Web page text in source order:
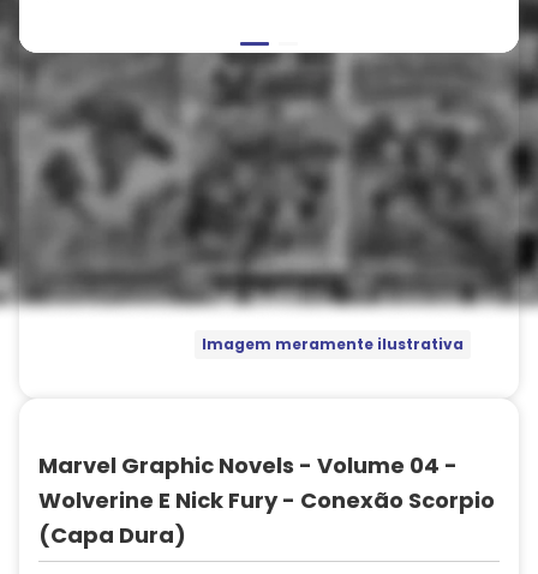
Scorpio (Capa
Imagem meramente ilustrativa
Marvel Graphic Novels - Volume 04 -
Wolverine E Nick Fury - Conexão Scorpio
(Capa Dura)